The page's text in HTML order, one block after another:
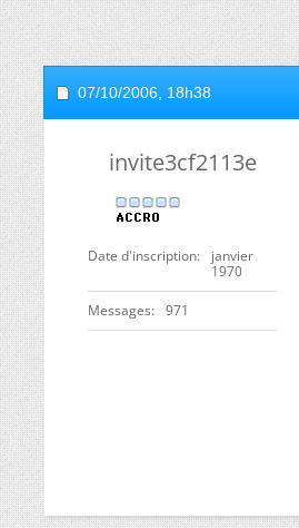
07/10/2006, 18h38
invite3cf2113e
Date d'inscription
janvier
1970
Messages 971